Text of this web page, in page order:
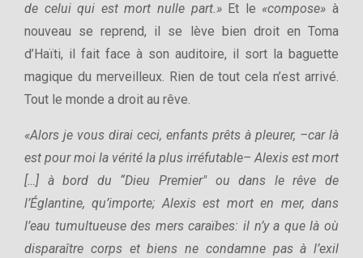
de celui qui est mort nulle part.»Et le «compose» à
nouveau se reprend, il se lève bien droit en Toma
d’Haïti, il fait face à son auditoire, il sort la baguette
magique du merveilleux. Rien de tout cela n’est arrivé.
Tout le monde a droit au rêve.
«Alors je vous dirai ceci, enfants prêts à pleurer, –car là
est pour moi la vérité la plus irréfutable– Alexis est mort
[…] à bord du “Dieu Premier" ou dans le rêve de
l’Églantine, qu’importe; Alexis est mort en mer, dans
l’eau tumultueuse des mers caraïbes: il n’y a que là où
disparaître corps et biens ne condamne pas à l’exil